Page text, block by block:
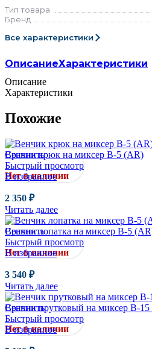
Тип товара
Бренд
Все характеристики
ОписаниеХарактеристики
Описание
Характеристики
Похожие
Сравнить
Быстрый просмотр
В избранное
Венчик крюк на миксер B-5 (AR)
Нет в наличии
2 350 ₽
Читать далее
Сравнить
Быстрый просмотр
В избранное
Венчик лопатка на миксер B-5
Нет в наличии
3 540 ₽
Читать далее
Сравнить
Быстрый просмотр
В избранное
Венчик прутковый на миксер B-15
Нет в наличии